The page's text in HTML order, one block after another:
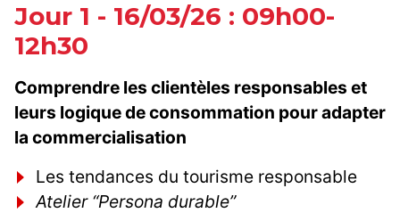
Jour 1 - 16/03/26 : 09h00-
12h30
Comprendre les clientèles responsables et
leurs logique de consommation pour adapter
la commercialisation
Les tendances du tourisme responsable
Atelier “Persona durable”